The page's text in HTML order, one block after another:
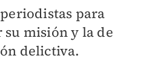
para
su misión y la de
delictiva.